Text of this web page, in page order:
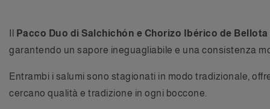
Pacco Duo di Salchichón e Chorizo Ibérico de Bellota
garantendo un sapore ineguagliabile e una consistenza
Entrambi i salumi sono stagionati in modo tradizionale,
cercano qualità e tradizione in ogni boccone.